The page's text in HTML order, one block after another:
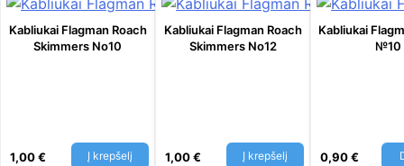
Kabliukai Flagman Roach
Skimmers No10
1,00€ Į krepšelį
Kabliukai Flagman Roach
Skimmers No12
1,00€ Į krepšelį
Kabliukai
№10
0,90€